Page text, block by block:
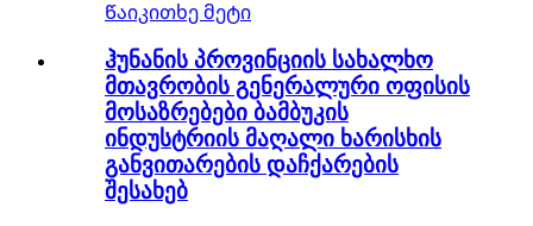
Წაიკითხე მეტი
ჰუნანის პროვინციის სახალხო
მთავრობის გენერალური ოფისის
მოსაზრებები ბამბუკის
ინდუსტრიის მაღალი ხარისხის
განვითარების დაჩქარების
შესახებ